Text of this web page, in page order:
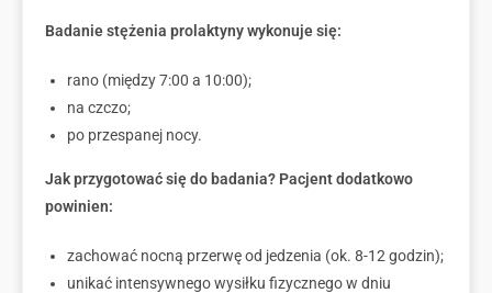
Badanie stężenia prolaktyny wykonuje się:
rano (między 7:00 a 10:00);
na czczo;
po przespanej nocy.
Jak przygotować się do badania? Pacjent dodatkowo
powinien:
zachować nocną przerwę od jedzenia (ok. 8-12 godzin);
unikać intensywnego wysiłku fizycznego w dniu